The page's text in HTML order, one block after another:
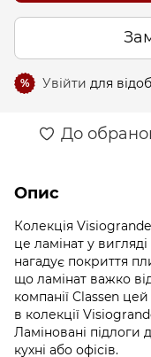
% Увійти для
До
Опис
Колекція
це ламінат у
нагадує покриття
що ламінат важко
компанії Classen
в колекції
Ламіновані підлоги
кухні або офісів.